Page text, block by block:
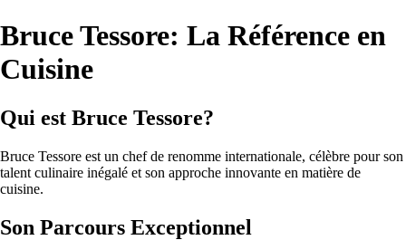
Bruce Tessore: La Référence en
Cuisine
Qui est Bruce Tessore?
Bruce Tessore est un chef de renomme internationale, célèbre pour son
talent culinaire inégalé et son approche innovante en matière de
cuisine.
Son Parcours Exceptionnel